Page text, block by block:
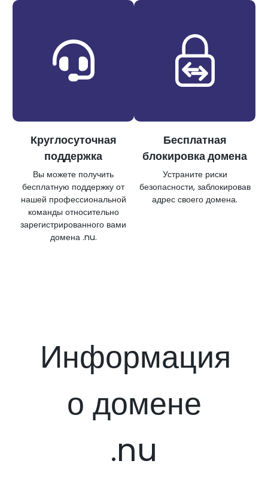
Круглосуточная
поддержка
Вы можете получить
бесплатную поддержку от
нашей профессиональной
команды относительно
зарегистрированного вами
домена .nu.
Бесплатная
блокировка домена
Устраните риски
безопасности, заблокировав
адрес своего домена.
Информация
о домене
.nu